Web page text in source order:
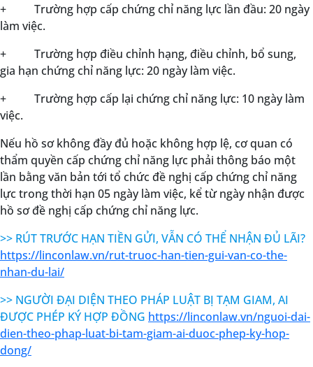
+ Trường hợp cấp chứng chỉ năng lực lần đầu: 20 ngày
làm việc.
+ Trường hợp điều chỉnh hạng, điều chỉnh, bổ sung,
gia hạn chứng chỉ năng lực: 20 ngày làm việc.
+ Trường hợp cấp lại chứng chỉ năng lực: 10 ngày làm
việc.
Nếu hồ sơ không đầy đủ hoặc không hợp lệ, cơ quan có
thẩm quyền cấp chứng chỉ năng lực phải thông báo một
lần bằng văn bản tới tổ chức đề nghị cấp chứng chỉ năng
lực trong thời hạn 05 ngày làm việc, kể từ ngày nhận được
hồ sơ đề nghị cấp chứng chỉ năng lực.
>> RÚT TRƯỚC HẠN TIỀN GỬI, VẪN CÓ THỂ NHẬN ĐỦ LÃI?
https://linconlaw.vn/rut-truoc-han-tien-gui-van-co-the-
nhan-du-lai/
>> NGƯỜI ĐẠI DIỆN THEO PHÁP LUẬT BỊ TẠM GIAM, AI
ĐƯỢC PHÉP KÝ HỢP ĐỒNG https://linconlaw.vn/nguoi-dai-
dien-theo-phap-luat-bi-tam-giam-ai-duoc-phep-ky-hop-
dong/